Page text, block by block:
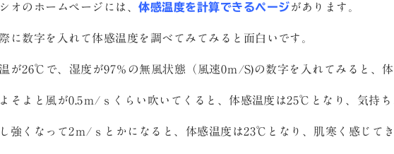
オのホームページには、体感温度を計算できるページがあります。
に数字を入れて体感温度を調べてみてみると面白いです。
が26℃で、湿度が97％の無風状態（風速0ｍ/S)の数字を入れてみると、
そよと風が0.5ｍ/ｓくらい吹いてくると、体感温度は25℃となり、気持ち
強くなって2ｍ/ｓとかになると、体感温度は23℃となり、肌寒く感じてき